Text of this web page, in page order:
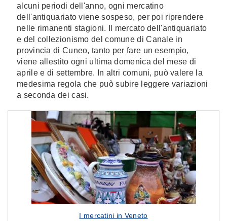
alcuni periodi dell'anno, ogni mercatino
dell'antiquariato viene sospeso, per poi riprendere
nelle rimanenti stagioni. Il mercato dell'antiquariato
e del collezionismo del comune di Canale in
provincia di Cuneo, tanto per fare un esempio,
viene allestito ogni ultima domenica del mese di
aprile e di settembre. In altri comuni, può valere la
medesima regola che può subire leggere variazioni
a seconda dei casi.
I mercatini in Veneto